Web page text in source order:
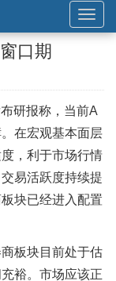
展
开
导
航
口期
研报称，当前A
在宏观基本面层
，利于市场行情
易活跃度持续提
块已经进入配置
板块目前处于估
裕。市场应该正